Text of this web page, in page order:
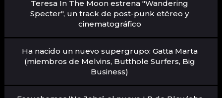
Teresa In The Moon estrena "Wandering
Specter", un track de post-punk etéreo y
cinematográfico
Ha nacido un nuevo supergrupo: Gatta Marta
(miembros de Melvins, Butthole Surfers, Big
Business)